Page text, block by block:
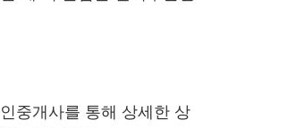
중개사를 통해 상세한 상